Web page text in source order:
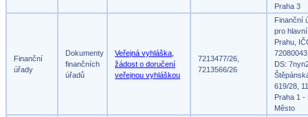
Praha 3
Finanční
úřady
Dokumenty
finančních
úřadů
Veřejná vyhláška,
žádost o doručení
veřejnou vyhláškou
7213477/26,
7213566/26
Finanční
pro
Prahu,
72080043
DS:
619/28,
Praha 1 -
Město